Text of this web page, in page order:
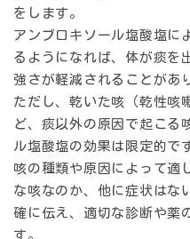
をします。
アンブロキソール塩酸塩に
るようになれば、体が痰を
強さが軽減されることがあ
ただし、乾いた咳（乾性咳
ど、痰以外の原因で起こる
ル塩酸塩の効果は限定的で
咳の種類や原因によって適
な咳なのか、他に症状はな
確に伝え、適切な診断や薬
す。